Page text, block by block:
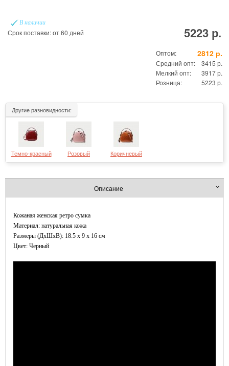
В наличии
Срок поставки: от 60 дней 5223 р.
Оптом: 2812 р.
Средний опт:
3415 р.
Мелкий опт:
3917 р.
Розница:
5223 р.
Другие разновидности:
Темно-красный Розовый Коричневый
Описание
Кожаная женская ретро сумка
Материал: натуральная кожа
Размеры (ДxШхВ): 18.5 x 9 x 16 см
Цвет: Черный